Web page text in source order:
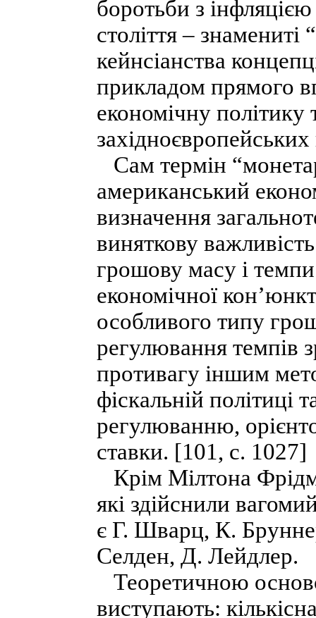
боротьби з
століття – знамениті
кейнсіанства
прикладом прямого
економічну
західноєвропейських
Сам термін
американський
визначення
виняткову
грошову масу і
економічної
особливого типу
регулювання темпів
противагу іншим
фіскальній політиці
регулюванню,
ставки. [101, с. 1027]
Крім Мілтона
які здійснили
є Г. Шварц, К.
Селден, Д. Лейдлер.
Теоретичною
виступають: